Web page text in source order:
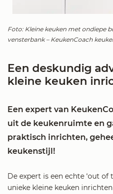
Foto: Kleine keuken met ondiepe
vensterbank – KeukenCoach
Een deskundig
kleine keuken
Een expert van
uit de keukenruimte en
praktisch inrichten,
keukenstijl!
De expert is een echte ‘out of
unieke kleine keuken